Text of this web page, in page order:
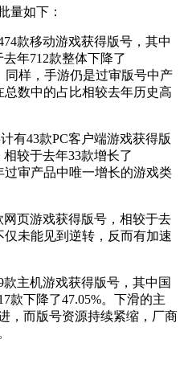
如下：
款移动游戏获得版号，其中
年712款整体下降了
同样，手游仍是过审版号中产
数中的占比相较去年历史高
43款PC客户端游戏获得版
较于去年33款增长了
过审产品中唯一增长的游戏类
页游戏获得版号，相较于去
仅未能见到逆转，反而有加速
主机游戏获得版号，其中国
款下降了47.05%。下滑的主
，而版号资源持续紧缩，厂商